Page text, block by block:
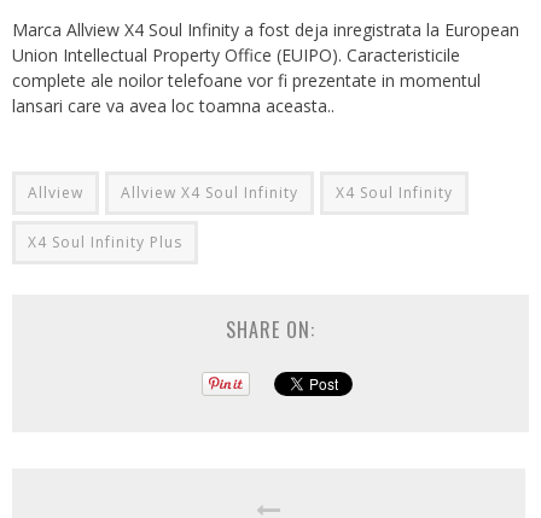
Marca Allview X4 Soul Infinity a fost deja inregistrata la European
Union Intellectual Property Office (EUIPO). Caracteristicile
complete ale noilor telefoane vor fi prezentate in momentul
lansari care va avea loc toamna aceasta..
Allview Allview X4 Soul Infinity X4 Soul Infinity
X4 Soul Infinity Plus
SHARE ON: